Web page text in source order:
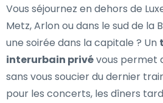
Vous séjournez en dehors de
Metz, Arlon ou dans le sud de la
une soirée dans la capitale ? Un
interurbain privévous permet
sans vous soucier du dernier
pour les concerts, les dîners